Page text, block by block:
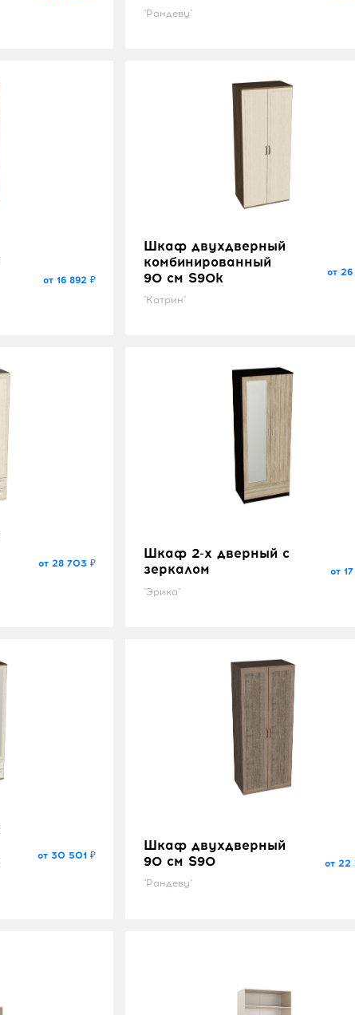
"Рандеву"
от 16 892 ₽
Шкаф двухдверный
комбинированный
90 см S90k
"Катрин"
от 26
от 28 703 ₽
Шкаф 2-х дверный с
зеркалом
"Эрика"
от
от 30 501 ₽
Шкаф двухдверный
90 см S90
"Рандеву"
от 22